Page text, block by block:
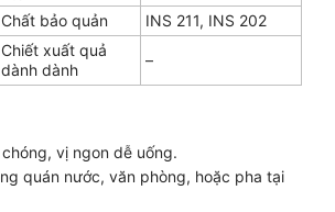
Chất bảo quản
INS 211, INS 202
Chiết xuất quả
dành dành
–
vị ngon dễ uống.
quán nước, văn phòng, hoặc pha tại